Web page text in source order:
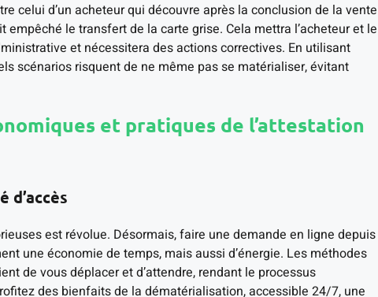
celui d’un acheteur qui découvre après la conclusion de la vente
empêché le transfert de la carte grise. Cela mettra l’acheteur et le
et nécessitera des actions correctives. En utilisant
scénarios risquent de ne même pas se matérialiser, évitant
et pratiques de l’attestation
est révolue. Désormais, faire une demande en ligne depuis
une économie de temps, mais aussi d’énergie. Les méthodes
de vous déplacer et d’attendre, rendant le processus
des bienfaits de la dématérialisation, accessible 24/7, une